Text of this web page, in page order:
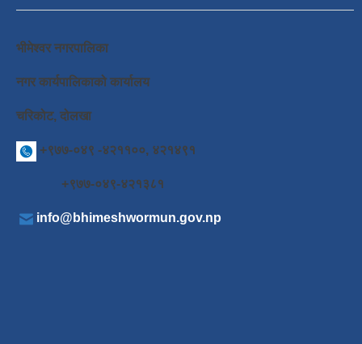
भीमेश्वर नगरपालिका
नगर कार्यपालिकाको कार्यालय
चरिकोट, दोलखा
+९७७-०४९ -४२११००, ४२१४९१
+९७७-०४९-४२१३८१
info@bhimeshwormun.gov.np